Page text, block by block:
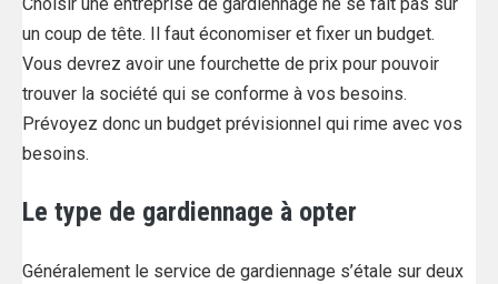
un coup de tête. Il faut économiser et fixer un budget.
Vous devrez avoir une fourchette de prix pour pouvoir
trouver la société qui se conforme à vos besoins.
Prévoyez donc un budget prévisionnel qui rime avec vos
besoins.
Le type de gardiennage à opter
Généralement le service de gardiennage s’étale sur deux